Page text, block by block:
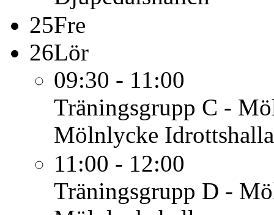
25Fre
26Lör
09:30 - 11:00
Träningsgrupp C -
Mölnlycke
11:00 - 12:00
Träningsgrupp D -